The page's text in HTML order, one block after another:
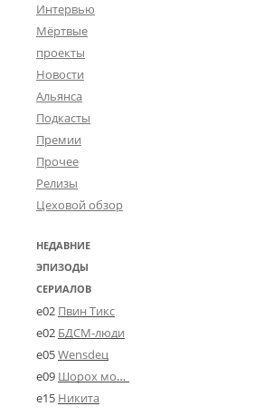
Интервью
Мёртвые
проекты
Новости
Альянса
Подкасты
Премии
Прочее
Релизы
Цеховой обзор
НЕДАВНИЕ
ЭПИЗОДЫ
СЕРИАЛОВ
e02 Пвин Тикс
e02 БДСМ-люди
e05Wensdeц
e09 Шорох мозговины
e15 Никита